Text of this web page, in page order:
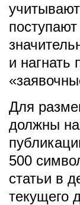
и
Для
должны
500
статьи в
текущего